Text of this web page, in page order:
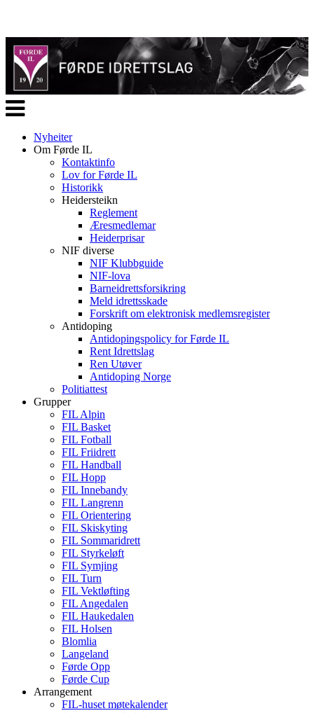
Veksle
navigasjon
Nyheiter
Om Førde IL
Kontaktinfo
Lov for Førde IL
Historikk
Heidersteikn
Reglement
Æresmedlemar
Heiderprisar
NIF diverse
NIF Klubbguide
NIF-lova
Barneidrettsforsikring
Meld idrettsskade
Forskrift om elektronisk medlemsregister
Antidoping
Antidopingspolicy for Førde IL
Rent Idrettslag
Ren Utøver
Antidoping Norge
Politiattest
Grupper
FIL Alpin
FIL Basket
FIL Fotball
FIL Friidrett
FIL Handball
FIL Hopp
FIL Innebandy
FIL Langrenn
FIL Orientering
FIL Skiskyting
FIL Sommaridrett
FIL Styrkeløft
FIL Symjing
FIL Turn
FIL Vektløfting
FIL Angedalen
FIL Haukedalen
FIL Holsen
Blomlia
Langeland
Førde Opp
Førde Cup
Arrangement
FIL-huset møtekalender